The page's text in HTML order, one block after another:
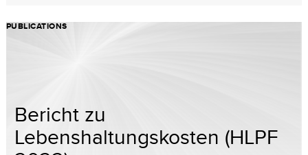
PUBLICATIONS
Bericht zu
Lebenshaltungskosten (HLPF